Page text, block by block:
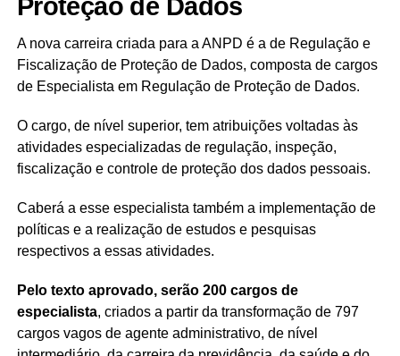
Proteção de Dados
A nova carreira criada para a ANPD é a de Regulação e
Fiscalização de Proteção de Dados, composta de cargos
de Especialista em Regulação de Proteção de Dados.
O cargo, de nível superior, tem atribuições voltadas às
atividades especializadas de regulação, inspeção,
fiscalização e controle de proteção dos dados pessoais.
Caberá a esse especialista também a implementação de
políticas e a realização de estudos e pesquisas
respectivos a essas atividades.
Pelo texto aprovado, serão 200 cargos de
especialista, criados a partir da transformação de 797
cargos vagos de agente administrativo, de nível